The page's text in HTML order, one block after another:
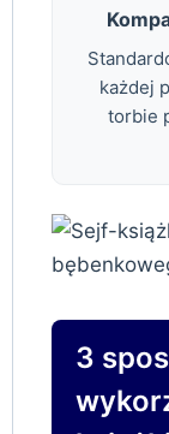
każdej
torbie
3